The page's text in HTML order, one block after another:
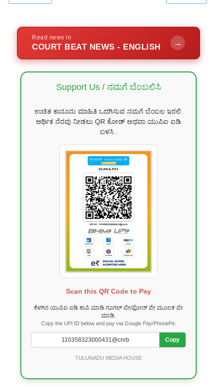
Read news in
COURT BEAT NEWS - ENGLISH →
Support Us / ನಮಗೆ ಬೆಂಬಲಿಸಿ
ಉಚಿತ ಕಾನೂನು ಮಾಹಿತಿ ಒದಗಿಸುವ ನಮಗೆ ಬೆಂಬಲ ಇರಲಿ.
ಆರ್ಥಿಕ ನೆರವು ನೀಡಲು QR ಕೋಡ್ ಅಥವಾ ಯುಪಿಐ ಐಡಿ
ಬಳಸಿ .
Scan this QR Code to Pay
ಕೆಳಗಿನ ಯುಪಿಐ ಐಡಿ ಕಾಪಿ ಮಾಡಿ ಗೂಗಲ್ ಪೇ/ಫೋನ್ ಪೇ ಮೂಲಕ ಪೇ
ಮಾಡಿ.
Copy the UPI ID below and pay via Google Pay/PhonePe.
Copy
TULUNADU MEDIA HOUSE